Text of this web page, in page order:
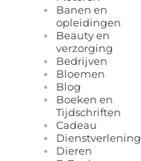
Banen en
opleidingen
Beauty en
verzorging
Bedrijven
Bloemen
Blog
Boeken en
Tijdschriften
Cadeau
Dienstverlening
Dieren